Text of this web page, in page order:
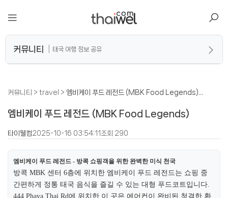
커뮤니티 > travel > 엠비케이 푸드 레전드 (MBK Food Legends)...
엠비케이 푸드 레전드 (MBK Food Legends)
타이웰컴2025-10-16 03:54:11 조회 290
엠비케이 푸드 레전드 - 방콕 쇼핑객을 위한 완벽한 미식 천국
방콕 MBK 센터 6층에 위치한 엠비케이 푸드 레전드는 쇼핑 중
간편하게 정통 태국 음식을 즐길 수 있는 대형 푸드코트입니다.
444 Phaya Thai Rd에 위치한 이 곳은 에어컨이 완비된 청결한 환
커뮤니티 태국 여행 정보 공유
뉴스
공지사항